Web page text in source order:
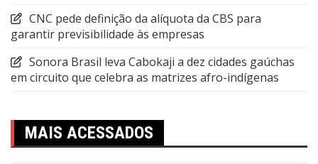
CNC pede definição da alíquota da CBS para
garantir previsibilidade às empresas
Sonora Brasil leva Cabokaji a dez cidades gaúchas
em circuito que celebra as matrizes afro-indígenas
MAIS ACESSADOS